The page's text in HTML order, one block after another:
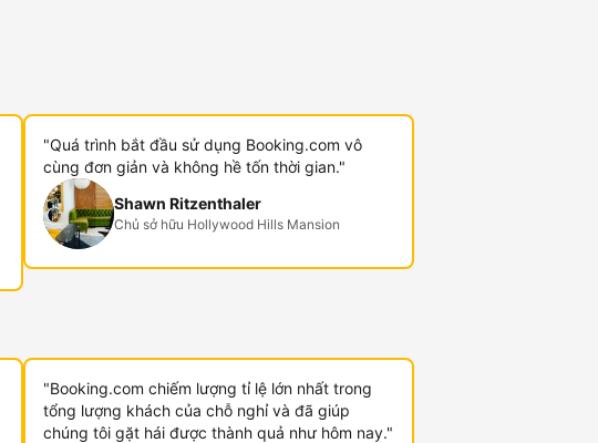
"Quá trình bắt đầu sử dụng Booking.com vô
cùng đơn giản và không hề tốn thời gian."
Shawn Ritzenthaler
Chủ sở hữu Hollywood Hills Mansion
"Booking.com chiếm lượng tỉ lệ lớn nhất trong
tổng lượng khách của chỗ nghỉ và đã giúp
chúng tôi gặt hái được thành quả như hôm nay."